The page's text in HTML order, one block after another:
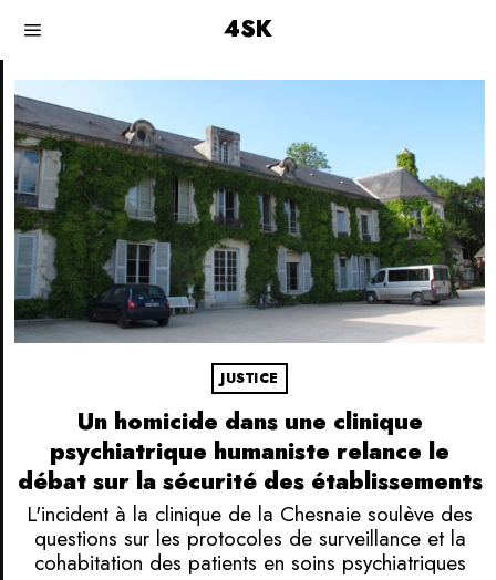
4SK
JUSTICE
Un homicide dans une clinique
psychiatrique humaniste relance le
débat sur la sécurité des établissements
L'incident à la clinique de la Chesnaie soulève des
questions sur les protocoles de surveillance et la
cohabitation des patients en soins psychiatriques